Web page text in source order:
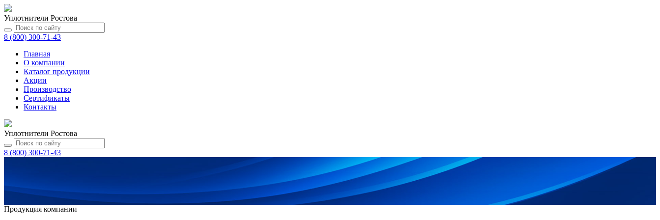
Уплотнители Ростова
8 (800) 300-71-43
Главная
О компании
Каталог продукции
Акции
Производство
Сертификаты
Контакты
Уплотнители Ростова
8 (800) 300-71-43
Продукция компании